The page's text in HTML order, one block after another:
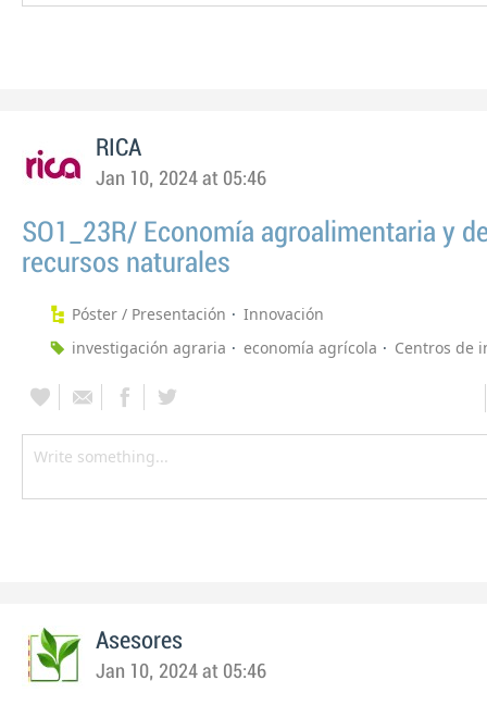
RICA
Jan 10, 2024 at 05:46
SO1_23R/ Economía agroalimentaria y
recursos naturales
Póster / Presentación
Innovación
investigación agraria
economía agrícola Centros de
Asesores
Jan 10, 2024 at 05:46